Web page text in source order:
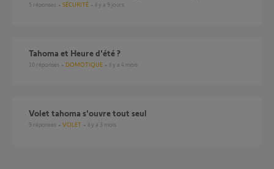
5 réponses SÉCURITÉ il y a 9 jours
Tahoma et Heure d'été ?
10 réponses DOMOTIQUE il y a 4 mois
volet tahoma s'ouvre tout seul
9 réponses VOLET il y a 3 mois